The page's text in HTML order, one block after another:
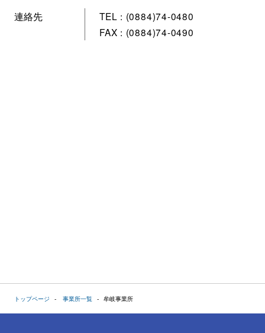
連絡先
TEL : (0884)74-0480
FAX : (0884)74-0490
トップページ 事業所一覧 牟岐事業所